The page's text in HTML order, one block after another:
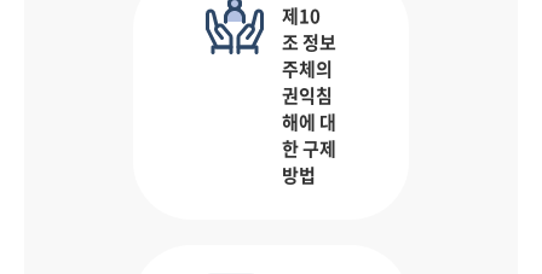
제10
조 정보
주체의
권익침
해에 대
한 구제
방법